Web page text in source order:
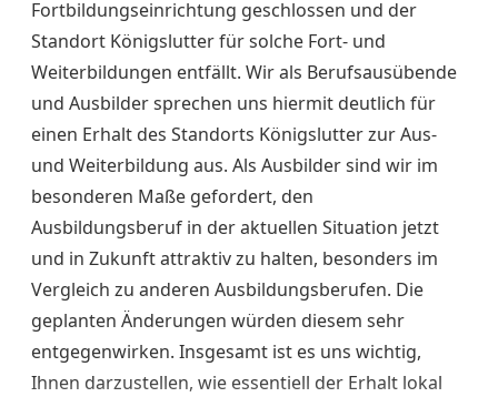
Fortbildungseinrichtung geschlossen und der
Standort Königslutter für solche Fort- und
Weiterbildungen entfällt. Wir als Berufsausübende
und Ausbilder sprechen uns hiermit deutlich für
einen Erhalt des Standorts Königslutter zur Aus-
und Weiterbildung aus. Als Ausbilder sind wir im
besonderen Maße gefordert, den
Ausbildungsberuf in der aktuellen Situation jetzt
und in Zukunft attraktiv zu halten, besonders im
Vergleich zu anderen Ausbildungsberufen. Die
geplanten Änderungen würden diesem sehr
entgegenwirken. Insgesamt ist es uns wichtig,
Ihnen darzustellen, wie essentiell der Erhalt lokal